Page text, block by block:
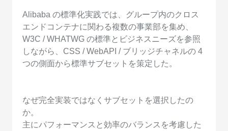
Alibaba の標準化実践では、グループ内のクロス
エンドコンテナに関わる複数の事業部を集め、
W3C / WHATWG の標準とビジネスニーズを参照
しながら、CSS / WebAPI / ブリッジチャネルの 4
つの側面から標準サブセットを策定した。
なぜ完全実装ではなくサブセットを選択したの
か。
主にパフォーマンスと効率のバランスを考慮した